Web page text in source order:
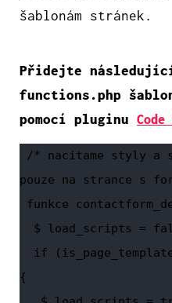
šablonám stránek.
Přidejte následující
functions.php
pomocí pluginu
pouze na strance s
{